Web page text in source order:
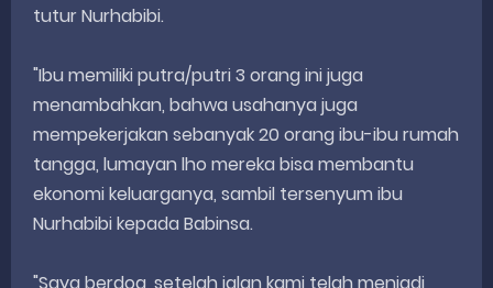
tutur Nurhabibi.
"Ibu memiliki putra/putri 3 orang ini juga
menambahkan, bahwa usahanya juga
mempekerjakan sebanyak 20 orang ibu-ibu rumah
tangga, lumayan lho mereka bisa membantu
ekonomi keluarganya, sambil tersenyum ibu
Nurhabibi kepada Babinsa.
"Saya berdoa, setelah jalan kami telah menjadi